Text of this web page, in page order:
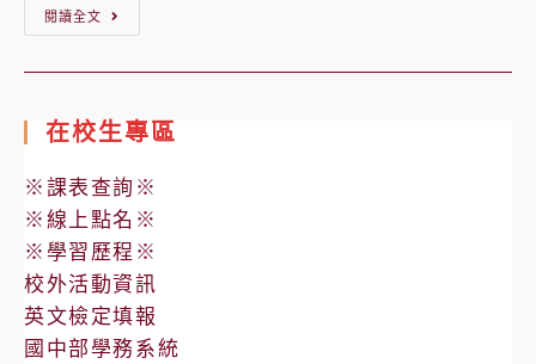
閱讀全文
國
臺
灣
師
範
大
學
辦
在校生專區
※課表查詢※
※線上點名※
※學習歷程※
校外活動資訊
英文檢定填報
國中部學務系統